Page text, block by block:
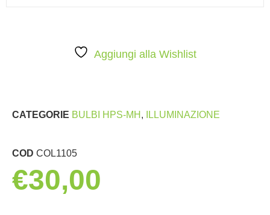
Aggiungi alla Wishlist
CATEGORIE BULBI HPS-MH , ILLUMINAZIONE
COD COL1105
€30,00